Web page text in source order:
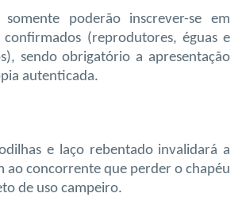
poderão inscrever-se em
confirmados (reprodutores, éguas e
sendo obrigatório a apresentação
autenticada.
e laço rebentado invalidará a
ao concorrente que perder o chapéu
de uso campeiro.